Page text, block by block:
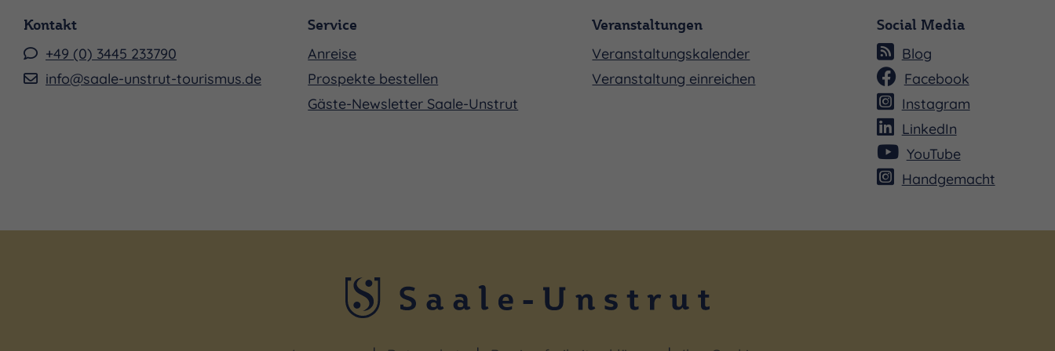
Kontakt
+49 (0) 3445 233790
info@saale-unstrut-tourismus.de
Service
Anreise
Prospekte bestellen
Gäste-Newsletter Saale-Unstrut
Veranstaltungen
Veranstaltungskalender
Veranstaltung einreichen
Social Media
Blog
Facebook
Instagram
LinkedIn
YouTube
Handgemacht